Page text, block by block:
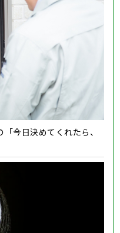
今日決めてくれたら、